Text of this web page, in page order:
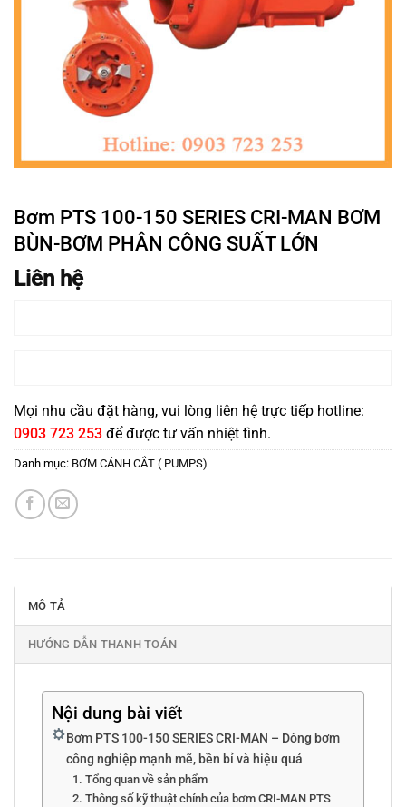
Bơm PTS 100-150 SERIES CRI-MAN BƠM
BÙN-BƠM PHÂN CÔNG SUẤT LỚN
Liên hệ
Mọi nhu cầu đặt hàng, vui lòng liên hệ trực tiếp hotline:
0903 723 253 để được tư vấn nhiệt tình.
Danh mục: BƠM CÁNH CẮT ( PUMPS)
MÔ TẢ
HƯỚNG DẪN THANH TOÁN
Nội dung bài viết
Bơm PTS 100-150 SERIES CRI-MAN – Dòng bơm
công nghiệp mạnh mẽ, bền bỉ và hiệu quả
1. Tổng quan về sản phẩm
2. Thông số kỹ thuật chính của bơm CRI-MAN PTS